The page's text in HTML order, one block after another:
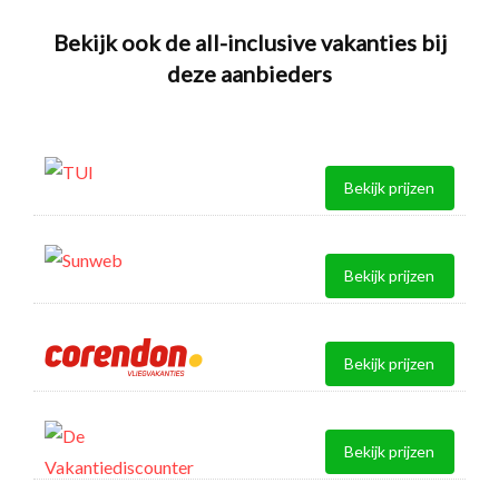
Bekijk ook de all-inclusive vakanties bij
deze aanbieders
Bekijk prijzen
Bekijk prijzen
Bekijk prijzen
Bekijk prijzen